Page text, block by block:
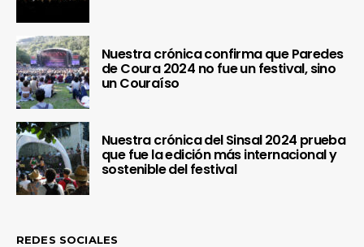
Nuestra crónica confirma que Paredes
de Coura 2024 no fue un festival, sino
un Couraíso
Nuestra crónica del Sinsal 2024 prueba
que fue la edición más internacional y
sostenible del festival
REDES SOCIALES